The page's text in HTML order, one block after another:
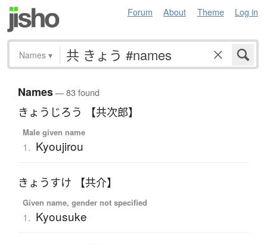
Forum About Theme Log in
Names ▾
Names— 83 found
きょうじろう 【共次郎】
Male given name
1. Kyoujirou
きょうすけ 【共介】
Given name, gender not specified
1. Kyousuke